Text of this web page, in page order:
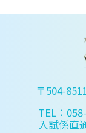
〒504-
TEL：
入試係直